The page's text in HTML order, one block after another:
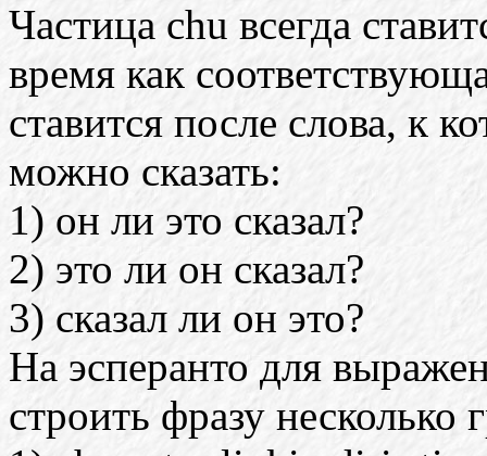
Частица chu всегда
время как
ставится после слова, к
можно сказать:
1) он ли это сказал?
2) это ли он сказал?
3) сказал ли он это?
На эсперанто для
строить фразу несколько